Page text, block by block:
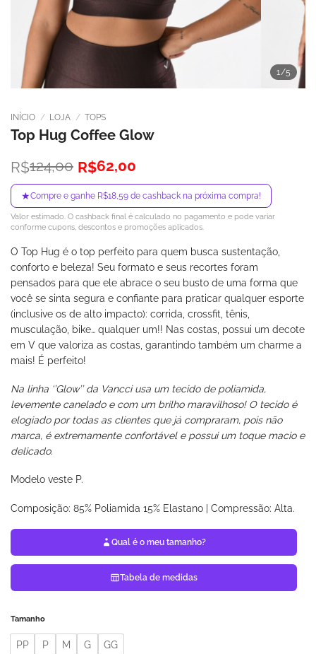
1 /5
INÍCIO / LOJA / TOPS
Top Hug Coffee Glow
R$124,00
O
preço
original
era:
R$124,00.
R$62,00
O
preço
atual
é:
R$62,00.
★Compre e ganhe R$18,59 de cashback na próxima compra!
Valor estimado. O cashback final é calculado no pagamento e pode variar
conforme cupons, descontos e promoções aplicados.
O Top Hug é o top perfeito para quem busca sustentação,
conforto e beleza! Seu formato e seus recortes foram
pensados para que ele abrace o seu busto de uma forma que
você se sinta segura e confiante para praticar qualquer esporte
(inclusive os de alto impacto): corrida, crossfit, tênis,
musculação, bike… qualquer um!! Nas costas, possui um decote
em V que valoriza as costas, garantindo também um charme a
mais! É perfeito!
Na linha ‘’Glow’’ da Vancci usa um tecido de poliamida,
levemente canelado e com um brilho maravilhoso! O tecido é
elogiado por todas as clientes que já compraram, pois não
marca, é extremamente confortável e possui um toque macio e
delicado.
Modelo veste P.
Composição: 85% Poliamida 15% Elastano | Compressão: Alta.
Qual é o meu tamanho?
Tabela de medidas
Tamanho
PP P M G GG